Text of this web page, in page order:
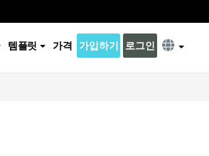
템플릿 가격 가입하기 로그인